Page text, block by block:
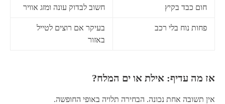
חום כבד בקיץ חשוב לבדוק עונה ומזג אוויר
פחות נוח בלי רכב
בעיקר אם רוצים לטייל
באזור
אז מה עדיף: אילת או ים המלח?
אין תשובה אחת נכונה. הבחירה תלויה באופי החופשה.